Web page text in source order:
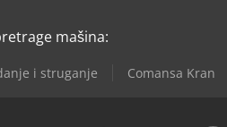
mašina:
i struganje Comansa Kran